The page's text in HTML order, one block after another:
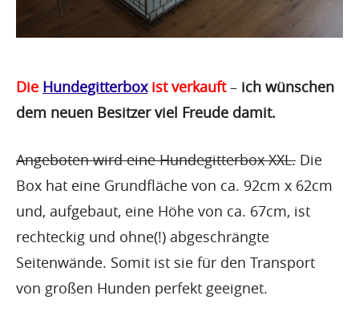
Die Hundegitterboxist verkauft– ich wünschen
dem neuen Besitzer viel Freude damit.
Angeboten wird eine Hundegitterbox XXL. Die
Box hat eine Grundfläche von ca. 92cm x 62cm
und, aufgebaut, eine Höhe von ca. 67cm, ist
rechteckig und ohne(!) abgeschrängte
Seitenwände. Somit ist sie für den Transport
von großen Hunden perfekt geeignet.